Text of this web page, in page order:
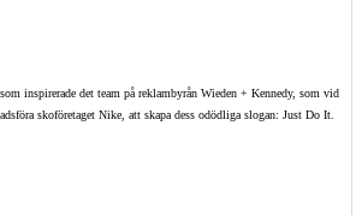
inspirerade det team på reklambyrån Wieden + Kennedy, som vid
skoföretaget Nike, att skapa dess odödliga slogan: Just Do It.